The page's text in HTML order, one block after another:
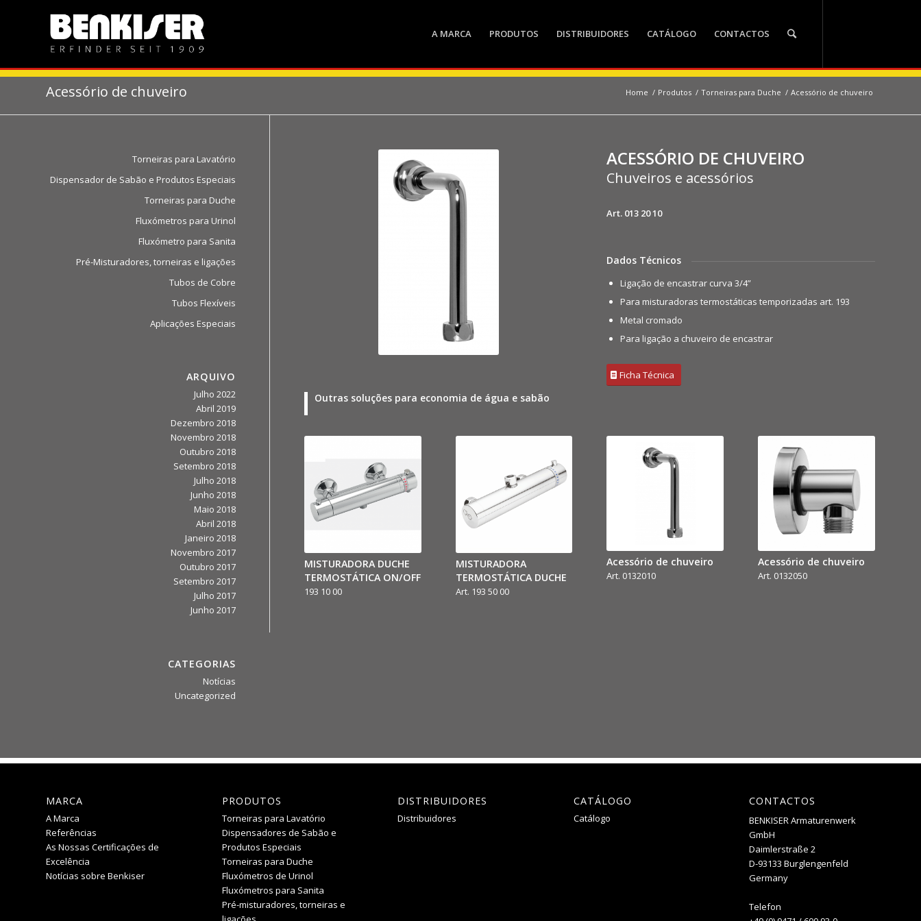
A MARCA PRODUTOS DISTRIBUIDORES CATÁLOGO CONTACTOS
Acessório de chuveiro Home / Produtos / Torneiras para Duche / Acessório de chuveiro
ACESSÓRIO DE CHUVEIRO
Chuveiros e acessórios
Art. 013 20 10
Dados Técnicos
Ligação de encastrar curva 3/4”
Para misturadoras termostáticas temporizadas art. 193
Metal cromado
Para ligação a chuveiro de encastrar
Ficha Técnica
Outras soluções para economia de água e sabão
MISTURADORA DUCHE
TERMOSTÁTICA ON/OFF
193 10 00
MISTURADORA
TERMOSTÁTICA DUCHE
Art. 193 50 00
Acessório de chuveiro
Art. 0132010
Acessório de chuveiro
Art. 0132050
Torneiras para Lavatório
Dispensador de Sabão e Produtos Especiais
Torneiras para Duche
Fluxómetros para Urinol
Fluxómetro para Sanita
Pré-Misturadores, torneiras e ligações
Tubos de Cobre
Tubos Flexíveis
Aplicações Especiais
ARQUIVO
Julho 2022
Abril 2019
Dezembro 2018
Novembro 2018
Outubro 2018
Setembro 2018
Julho 2018
Junho 2018
Maio 2018
Abril 2018
Janeiro 2018
Novembro 2017
Outubro 2017
Setembro 2017
Julho 2017
Junho 2017
CATEGORIAS
Notícias
Uncategorized
MARCA
A Marca
Referências
As Nossas Certificações de
Excelência
Notícias sobre Benkiser
PRODUTOS
Torneiras para Lavatório
Dispensadores de Sabão e
Produtos Especiais
Torneiras para Duche
Fluxómetros de Urinol
Fluxómetros para Sanita
Pré-misturadores, torneiras e
DISTRIBUIDORES
Distribuidores
CATÁLOGO
Catálogo
CONTACTOS
BENKISER Armaturenwerk
GmbH
Daimlerstraße 2
D-93133 Burglengenfeld
Germany
Telefon